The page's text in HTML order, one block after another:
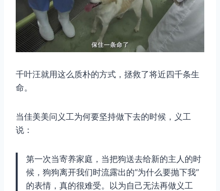
千叶汪就用这么质朴的方式，拯救了将近四千条生
命。
当佳美美问义工为何要坚持做下去的时候，义工
说：
第一次当寄养家庭，当把狗送去给新的主人的时
候，狗狗离开我们时流露出的“为什么要抛下我”
的表情，真的很难受。以为自己无法再做义工